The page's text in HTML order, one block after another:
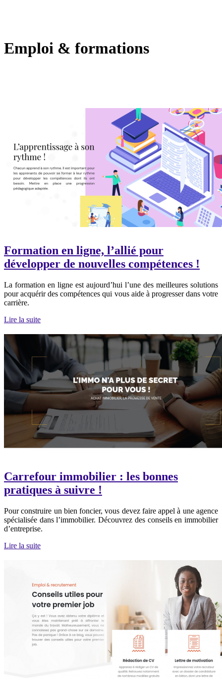
Emploi & formations
Formation en ligne, l’allié pour
développer de nouvelles compétences !
La formation en ligne est aujourd’hui l’une des meilleures solutions
pour acquérir des compétences qui vous aide à progresser dans votre
carrière.
Lire la suite
Carrefour immobilier : les bonnes
pratiques à suivre !
Pour construire un bien foncier, vous devez faire appel à une agence
spécialisée dans l’immobilier. Découvrez des conseils en immobilier
d’entreprise.
Lire la suite